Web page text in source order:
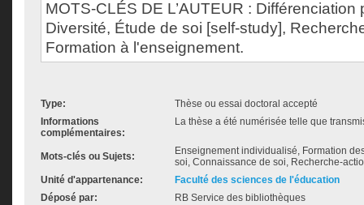
MOTS-CLÉS DE L’AUTEUR : Différenciation
Diversité, Étude de soi [self-study],
Formation à l'enseignement.
Type:
Thèse ou essai doctoral accepté
Informations
complémentaires:
La thèse a été numérisée telle que
Mots-clés ou Sujets:
Enseignement individualisé, Formation
soi, Connaissance de soi, Recherche-
Unité d'appartenance:
Faculté des sciences de l'éducation
Déposé par:
RB Service des bibliothèques